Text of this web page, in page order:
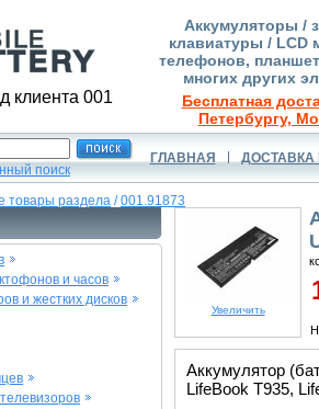
клиента 001
Аккумуляторы /
клавиатуры / LCD
телефонов,
многих других
Бесплатная
Петербургу,
поиск
ГЛАВНАЯ ДОСТАВКА
товары раздела /001.91873
и часов
и жестких дисков
Увеличить
Аккумулятор
LifeBook T935,